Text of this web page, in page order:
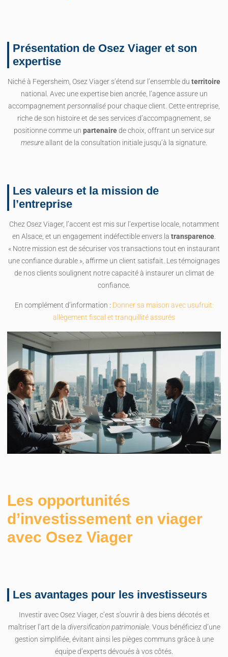
Présentation de Osez Viager et son
expertise
Niché à Fegersheim, Osez Viager s’étend sur l’ensemble du territoire
national. Avec une expertise bien ancrée, l’agence assure un
accompagnement personnalisé pour chaque client. Cette entreprise,
riche de son histoire et de ses services d’accompagnement, se
positionne comme un partenairede choix, offrant un service sur
mesureallant de la consultation initiale jusqu’à la signature.
Les valeurs et la mission de
l’entreprise
Chez Osez Viager, l’accent est mis sur l’expertise locale, notamment
en Alsace, et un engagement indéfectible envers la transparence.
« Notre mission est de sécuriser vos transactions tout en instaurant
une confiance durable », affirme un client satisfait. Les témoignages
de nos clients soulignent notre capacité à instaurer un climat de
confiance.
En complément d’information : Donner sa maison avec usufruit:
allègement fiscal et tranquillité assurés
Les opportunités
d’investissement en viager
avec Osez Viager
Les avantages pour les investisseurs
Investir avec Osez Viager, c’est s’ouvrir à des biens décotés et
maîtriser l’art de la diversification patrimoniale. Vous bénéficiez d’une
gestion simplifiée, évitant ainsi les pièges communs grâce à une
équipe d’experts dévoués à vos côtés.